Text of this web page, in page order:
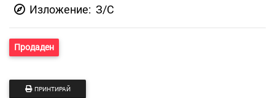
Изложение: З/С
Продаден
ПРИНТИРАЙ